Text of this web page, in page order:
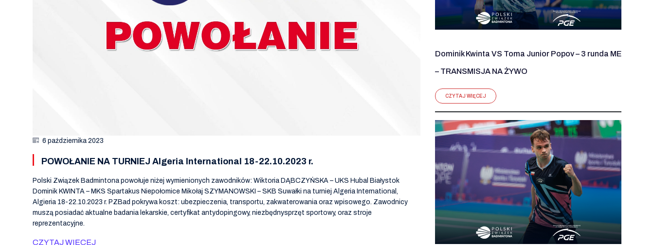
6 października 2023
POWOŁANIE NA TURNIEJ Algeria International 18-22.10.2023 r.
Polski Związek Badmintona powołuje niżej wymienionych zawodników: Wiktoria DĄBCZYŃSKA – UKS Hubal Białystok
Dominik KWINTA – MKS Spartakus Niepołomice Mikołaj SZYMANOWSKI – SKB Suwałki na turniej Algeria International,
Algieria 18-22.10.2023 r. PZBad pokrywa koszt: ubezpieczenia, transportu, zakwaterowania oraz wpisowego. Zawodnicy
muszą posiadać aktualne badania lekarskie, certyfikat antydopingowy, niezbędnysprzęt sportowy, oraz stroje
reprezentacyjne.
CZYTAJ WIĘCEJ
Dominik Kwinta VS Toma Junior Popov – 3 runda ME
– TRANSMISJA NA ŻYWO
CZYTAJ WIĘCEJ